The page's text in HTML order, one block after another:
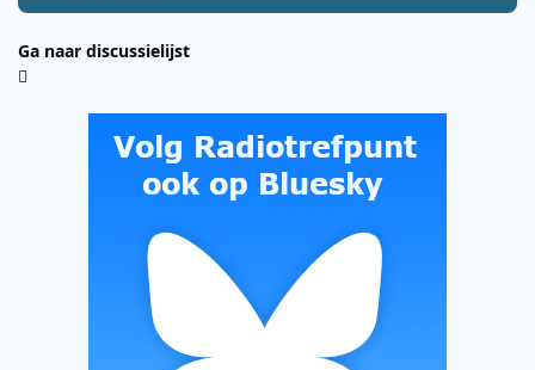
Ga naar discussielijst